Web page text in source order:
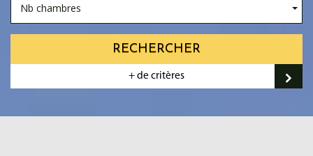
Nb chambres
RECHERCHER
+ de critères